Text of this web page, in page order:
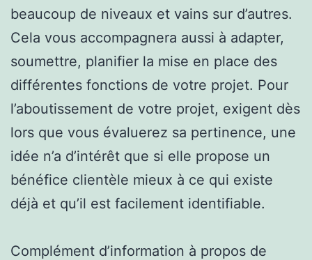
beaucoup de niveaux et vains sur d’autres.
Cela vous accompagnera aussi à adapter,
soumettre, planifier la mise en place des
différentes fonctions de votre projet. Pour
l’aboutissement de votre projet, exigent dès
lors que vous évaluerez sa pertinence, une
idée n’a d’intérêt que si elle propose un
bénéfice clientèle mieux à ce qui existe
déjà et qu’il est facilement identifiable.
Complément d’information à propos de